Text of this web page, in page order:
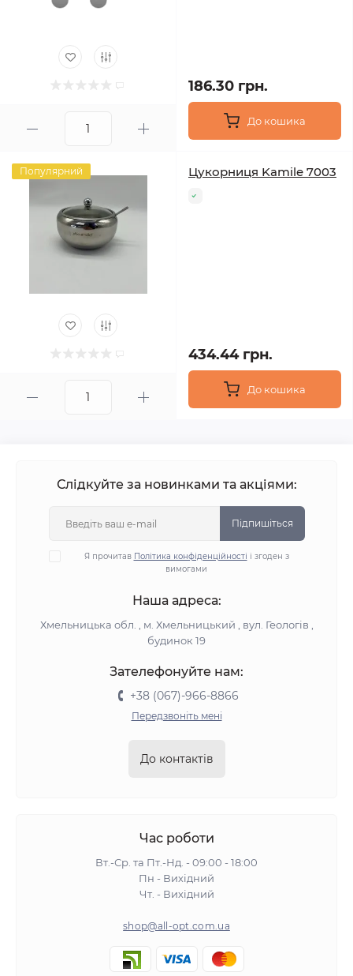
186.30 грн.
До кошика
Популярний Цукорниця Kamile 7003
434.44 грн.
До кошика
Слідкуйте за новинками та акціями:
Підпишіться
Я прочитав Політика конфіденційності і згоден з
вимогами
Наша адреса:
Хмельницька обл. , м. Хмельницький , вул. Геологів ,
будинок 19
Зателефонуйте нам:
+38 (067)-966-8866
Передзвоніть мені
До контактів
Час роботи
Вт.-Ср. та Пт.-Нд. - 09:00 - 18:00
Пн - Вихідний
Чт. - Вихідний
shop@all-opt.com.ua